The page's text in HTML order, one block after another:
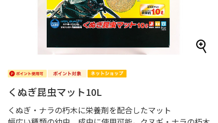
くぬぎ昆虫マット10L
くぬぎ・ナラの朽木に栄養剤を配合したマット